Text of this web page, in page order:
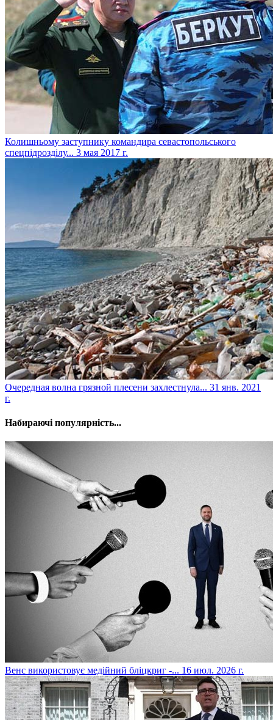
​Колишньому заступнику командира севастопольського
спецпідрозділу... 3 мая 2017 г.
​Очередная волна грязной плесени захлестнула... 31 янв. 2021
г.
Набираючі популярність...
​Венс використовує медійний бліцкриг -... 16 июл. 2026 г.